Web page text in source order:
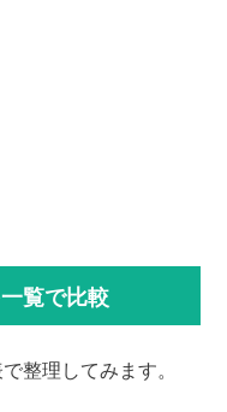
覧で比較
整理してみます。